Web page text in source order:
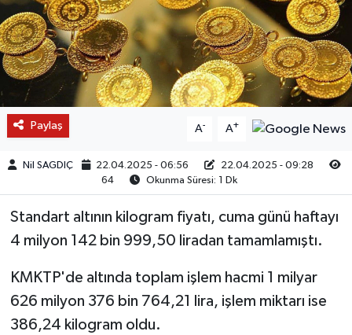
Paylaş A- A+
Nil SAGDIÇ 22.04.2025 - 06:56
22.04.2025 - 09:28
64
Okunma Süresi: 1 Dk
Standart altının kilogram fiyatı, cuma günü haftayı
4 milyon 142 bin 999,50 liradan tamamlamıştı.
KMKTP'de altında toplam işlem hacmi 1 milyar
626 milyon 376 bin 764,21 lira, işlem miktarı ise
386,24 kilogram oldu.